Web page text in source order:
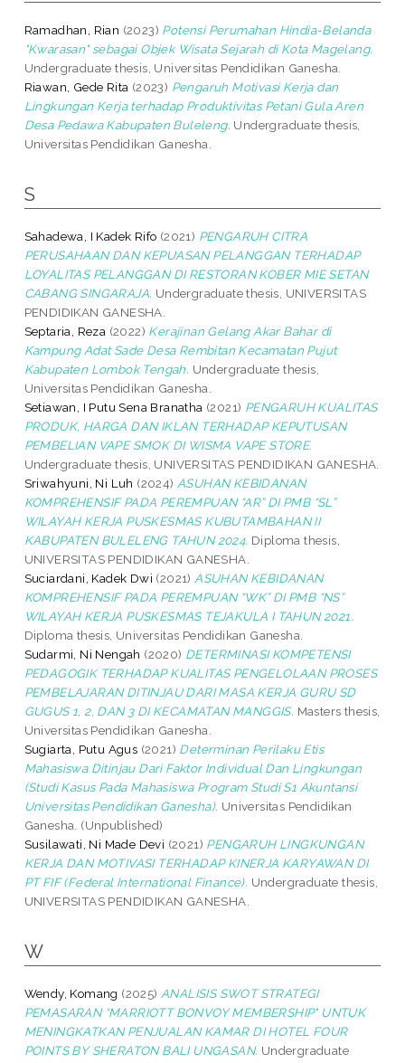
Ramadhan, Rian (2023) Potensi Perumahan Hindia-Belanda
"Kwarasan" sebagai Objek Wisata Sejarah di Kota Magelang.
Undergraduate thesis, Universitas Pendidikan Ganesha.
Riawan, Gede Rita (2023) Pengaruh Motivasi Kerja dan
Lingkungan Kerja terhadap Produktivitas Petani Gula Aren
Desa Pedawa Kabupaten Buleleng. Undergraduate thesis,
Universitas Pendidikan Ganesha.
S
Sahadewa, I Kadek Rifo (2021) PENGARUH CITRA
PERUSAHAAN DAN KEPUASAN PELANGGAN TERHADAP
LOYALITAS PELANGGAN DI RESTORAN KOBER MIE SETAN
CABANG SINGARAJA. Undergraduate thesis, UNIVERSITAS
PENDIDIKAN GANESHA.
Septaria, Reza (2022) Kerajinan Gelang Akar Bahar di
Kampung Adat Sade Desa Rembitan Kecamatan Pujut
Kabupaten Lombok Tengah. Undergraduate thesis,
Universitas Pendidikan Ganesha.
Setiawan, I Putu Sena Branatha (2021) PENGARUH KUALITAS
PRODUK, HARGA DAN IKLAN TERHADAP KEPUTUSAN
PEMBELIAN VAPE SMOK DI WISMA VAPE STORE.
Undergraduate thesis, UNIVERSITAS PENDIDIKAN GANESHA.
Sriwahyuni, Ni Luh (2024) ASUHAN KEBIDANAN
KOMPREHENSIF PADA PEREMPUAN “AR” DI PMB “SL”
WILAYAH KERJA PUSKESMAS KUBUTAMBAHAN II
KABUPATEN BULELENG TAHUN 2024. Diploma thesis,
UNIVERSITAS PENDIDIKAN GANESHA.
Suciardani, Kadek Dwi (2021) ASUHAN KEBIDANAN
KOMPREHENSIF PADA PEREMPUAN “WK” DI PMB “NS”
WILAYAH KERJA PUSKESMAS TEJAKULA I TAHUN 2021.
Diploma thesis, Universitas Pendidikan Ganesha.
Sudarmi, Ni Nengah (2020) DETERMINASI KOMPETENSI
PEDAGOGIK TERHADAP KUALITAS PENGELOLAAN PROSES
PEMBELAJARAN DITINJAU DARI MASA KERJA GURU SD
GUGUS 1, 2, DAN 3 DI KECAMATAN MANGGIS. Masters thesis,
Universitas Pendidikan Ganesha.
Sugiarta, Putu Agus (2021) Determinan Perilaku Etis
Mahasiswa Ditinjau Dari Faktor Individual Dan Lingkungan
(Studi Kasus Pada Mahasiswa Program Studi S1 Akuntansi
Universitas Pendidikan Ganesha). Universitas Pendidikan
Ganesha. (Unpublished)
Susilawati, Ni Made Devi (2021) PENGARUH LINGKUNGAN
KERJA DAN MOTIVASI TERHADAP KINERJA KARYAWAN DI
PT FIF (Federal International Finance). Undergraduate thesis,
UNIVERSITAS PENDIDIKAN GANESHA.
W
Wendy, Komang (2025) ANALISIS SWOT STRATEGI
PEMASARAN “MARRIOTT BONVOY MEMBERSHIP" UNTUK
MENINGKATKAN PENJUALAN KAMAR DI HOTEL FOUR
POINTS BY SHERATON BALI UNGASAN. Undergraduate